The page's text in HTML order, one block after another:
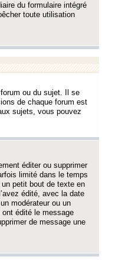
du formulaire intégré
toute utilisation
ou du sujet. Il se
de chaque forum est
sujets, vous pouvez
éditer ou supprimer
limité dans le temps
petit bout de texte en
édité, avec la date
modérateur ou un
édité le message
de message une